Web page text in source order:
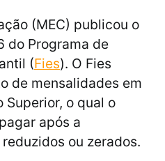
(MEC) publicou o
do Programa de
(Fies). O Fies
de mensalidades em
Superior, o qual o
após a
ou zerados.